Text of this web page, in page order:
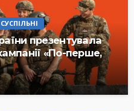
презентувала
«По-перше,